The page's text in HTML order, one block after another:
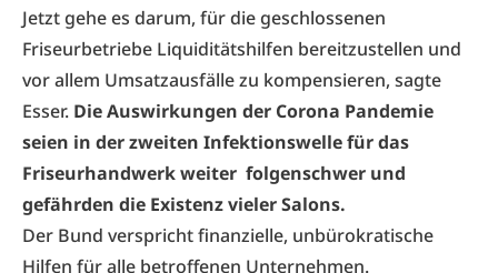
Jetzt gehe es darum, für die geschlossenen
Friseurbetriebe Liquiditätshilfen bereitzustellen und
vor allem Umsatzausfälle zu kompensieren, sagte
Esser. Die Auswirkungen der Corona Pandemie
seien in der zweiten Infektionswelle für das
Friseurhandwerk weiter folgenschwer und
gefährden die Existenz vieler Salons.
Der Bund verspricht finanzielle, unbürokratische
Hilfen für alle betroffenen Unternehmen.